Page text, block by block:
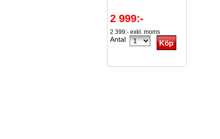
2 999:-
2 399:- exkl. moms
Antal